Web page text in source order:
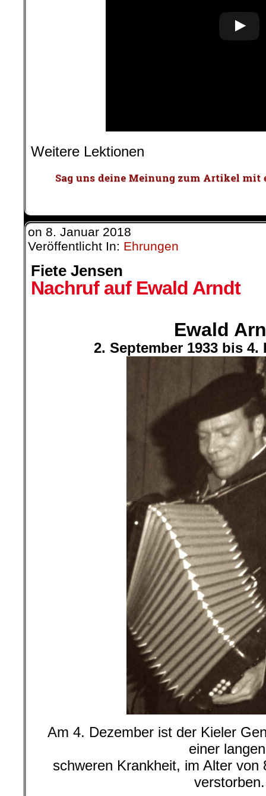
Weitere Lektionen
on 8. Januar 2018
Veröffentlicht In: Ehrungen
Fiete Jensen
Nachruf auf Ewald Arndt
Ewald
2. September 1933 bis 4.
Am 4. Dezember ist der Kieler
einer
schweren Krankheit, im Alter von
verstorben.